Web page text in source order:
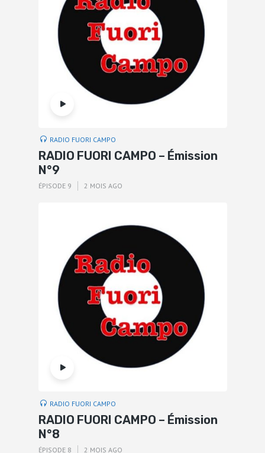
RADIO FUORI CAMPO
RADIO FUORI CAMPO – Émission
N°9
ÉPISODE 9 2 MOIS AGO
RADIO FUORI CAMPO
RADIO FUORI CAMPO – Émission
N°8
ÉPISODE 8 2 MOIS AGO